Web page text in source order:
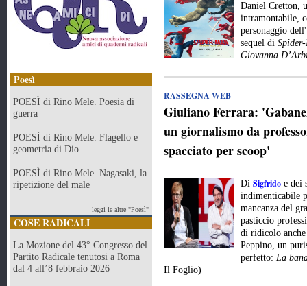
Poesì
POESÌ di Rino Mele. Poesia di
guerra
POESÌ di Rino Mele. Flagello e
geometria di Dio
POESÌ di Rino Mele. Nagasaki, la
ripetizione del male
leggi le altre "Poesì"
COSE RADICALI
La Mozione del 43° Congresso del
Partito Radicale tenutosi a Roma
dal 4 all’8 febbraio 2026
Daniel Cretton,
intramontabile,
personaggio
sequel di
Giovanna
RASSEGNA WEB
Giuliano Ferrara:
un giornalismo da
spacciato per scoop'
Di Sigfrido e dei
indimenticabile
mancanza del
pasticcio
di ridicolo anche
Peppino, un
perfetto: La
Il Foglio)